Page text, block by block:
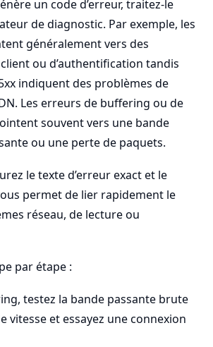
un code d’erreur, traitez-le
de diagnostic. Par exemple, les
généralement vers des
ou d’authentification tandis
indiquent des problèmes de
Les erreurs de buffering ou de
souvent vers une bande
ou une perte de paquets.
le texte d’erreur exact et le
permet de lier rapidement le
réseau, de lecture ou
par étape :
testez la bande passante brute
vitesse et essayez une connexion